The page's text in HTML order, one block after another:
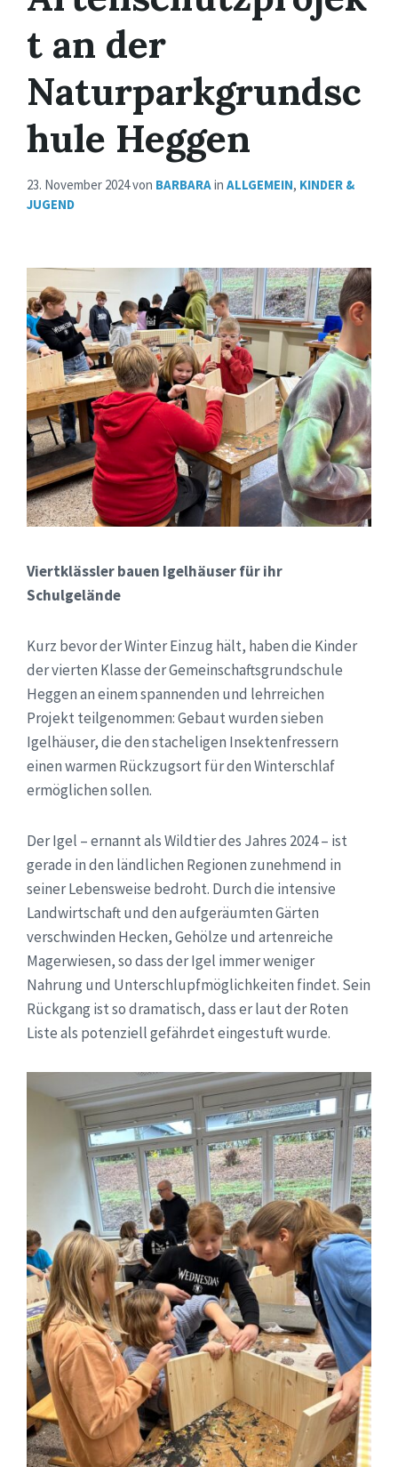
t an der
Naturparkgrundsc
hule Heggen
23. November 2024von BARBARAin ALLGEMEIN, KINDER &
JUGEND
Viertklässler bauen Igelhäuser für ihr
Schulgelände
Kurz bevor der Winter Einzug hält, haben die Kinder
der vierten Klasse der Gemeinschaftsgrundschule
Heggen an einem spannenden und lehrreichen
Projekt teilgenommen: Gebaut wurden sieben
Igelhäuser, die den stacheligen Insektenfressern
einen warmen Rückzugsort für den Winterschlaf
ermöglichen sollen.
Der Igel – ernannt als Wildtier des Jahres 2024 – ist
gerade in den ländlichen Regionen zunehmend in
seiner Lebensweise bedroht. Durch die intensive
Landwirtschaft und den aufgeräumten Gärten
verschwinden Hecken, Gehölze und artenreiche
Magerwiesen, so dass der Igel immer weniger
Nahrung und Unterschlupfmöglichkeiten findet. Sein
Rückgang ist so dramatisch, dass er laut der Roten
Liste als potenziell gefährdet eingestuft wurde.